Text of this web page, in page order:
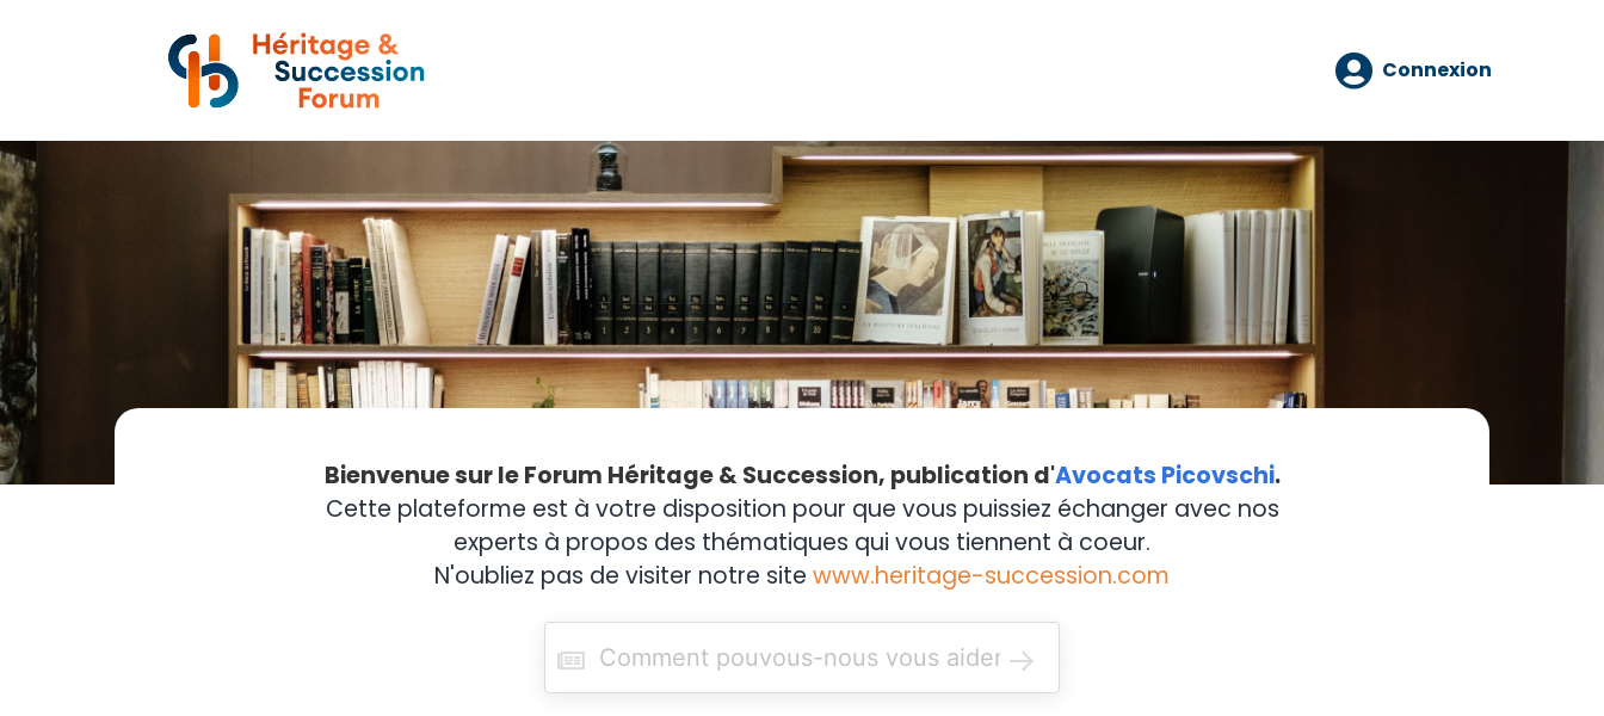
Connexion
Bienvenue sur le Forum Héritage & Succession, publication d'Avocats Picovschi.
Cette plateforme est à votre disposition pour que vous puissiez échanger avec nos
experts à propos des thématiques qui vous tiennent à coeur.
N'oubliez pas de visiter notre site www.heritage-succession.com
R